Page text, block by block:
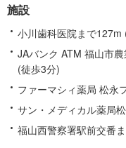
施設
小川歯科医院まで127m
JAバンク ATM 福山市
(徒歩3分)
ファーマシィ薬局 松永
サン・メディカル薬局
福山西警察署駅前交番